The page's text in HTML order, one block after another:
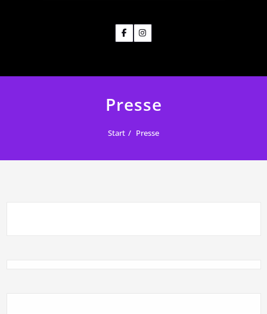
Presse
Start Presse